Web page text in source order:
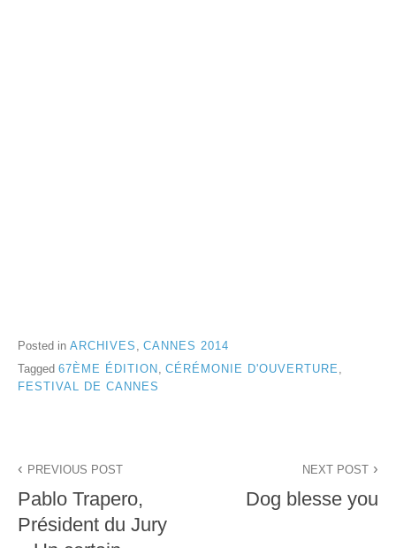
Posted in ARCHIVES
CANNES 2014
Tagged 67ÈME ÉDITION , CÉRÉMONIE D'OUVERTURE ,
FESTIVAL DE CANNES
de
l’article
PREVIOUS POST
Pablo Trapero,
Président du Jury
NEXT POST
Dog blesse you